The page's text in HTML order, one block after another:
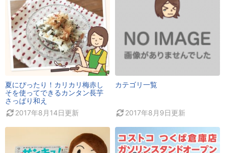
夏にぴったり！カリカリ梅赤し
そを使ってできるカンタン長芋
さっぱり和え
2017年8月14日更新
カテゴリ一覧
2017年8月9日更新